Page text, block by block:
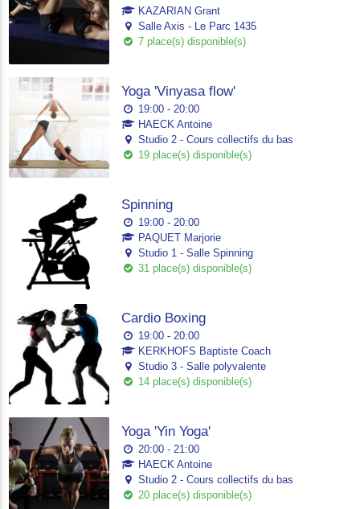
KAZARIAN Grant
Salle Axis - Le Parc 1435
7 place(s) disponible(s)
Yoga 'Vinyasa flow'
19:00 - 20:00
HAECK Antoine
Studio 2 - Cours collectifs du bas
19 place(s) disponible(s)
Spinning
19:00 - 20:00
PAQUET Marjorie
Studio 1 - Salle Spinning
31 place(s) disponible(s)
Cardio Boxing
19:00 - 20:00
KERKHOFS Baptiste Coach
Studio 3 - Salle polyvalente
14 place(s) disponible(s)
Yoga 'Yin Yoga'
20:00 - 21:00
HAECK Antoine
Studio 2 - Cours collectifs du bas
20 place(s) disponible(s)